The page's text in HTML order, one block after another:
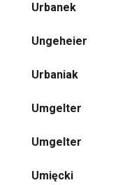
Urbanek
Ungeheier
Urbaniak
Umgelter
Umgelter
Umięcki